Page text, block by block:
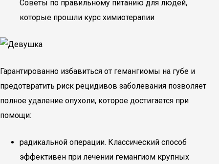
Советы по правильному питанию для людей,
которые прошли курс химиотерапии
Гарантированно избавиться от гемангиомы на губе и
предотвратить риск рецидивов заболевания позволяет
полное удаление опухоли, которое достигается при
помощи:
радикальной операции. Классический способ
эффективен при лечении гемангиом крупных